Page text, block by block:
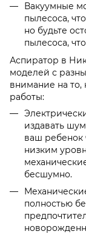
Вакуумные
пылесоса,
но будьте
пылесоса,
Аспиратор в
моделей с
внимание на
работы:
издавать
ваш ребенок
низким
бесшумно.
полностью